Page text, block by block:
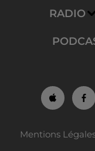
RADIO
Mentions